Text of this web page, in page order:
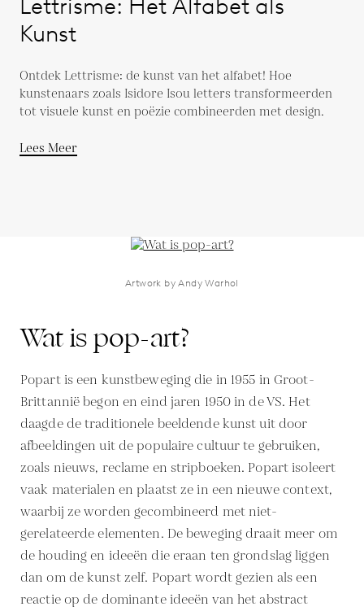
Kunst
Ontdek Lettrisme: de kunst van het alfabet! Hoe
kunstenaars zoals Isidore Isou letters transformeerden
tot visuele kunst en poëzie combineerden met design.
Lees Meer
Artwork by Andy Warhol
Wat is pop-art?
Popart is een kunstbeweging die in 1955 in Groot-
Brittannië begon en eind jaren 1950 in de VS. Het
daagde de traditionele beeldende kunst uit door
afbeeldingen uit de populaire cultuur te gebruiken,
zoals nieuws, reclame en stripboeken. Popart isoleert
vaak materialen en plaatst ze in een nieuwe context,
waarbij ze worden gecombineerd met niet-
gerelateerde elementen. De beweging draait meer om
de houding en ideeën die eraan ten grondslag liggen
dan om de kunst zelf. Popart wordt gezien als een
reactie op de dominante ideeën van het abstract